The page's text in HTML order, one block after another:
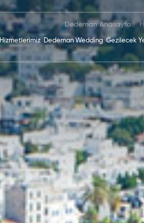
Dedeman Anasayfa
Hizmetlerimiz Dedeman Wedding Gezilecek